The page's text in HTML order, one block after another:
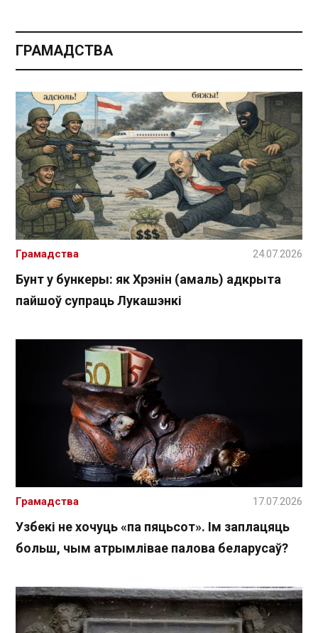
ГРАМАДСТВА
Бунт у бункеры: як Хрэнін (амаль) адкрыта
пайшоў супраць Лукашэнкі
Грамадства 24.07.2026
Узбекі не хочуць «па пяцьсот». Ім заплацяць
больш, чым атрымлівае палова беларусаў?
Грамадства 17.07.2026